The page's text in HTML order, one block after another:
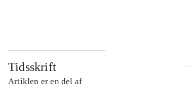
Tidsskrift
Artiklen er en del af